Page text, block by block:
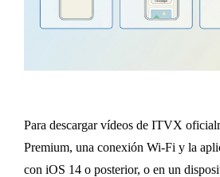
Para descargar vídeos de ITVX
Premium, una conexión Wi‑Fi y la
con iOS 14 o posterior, o en un